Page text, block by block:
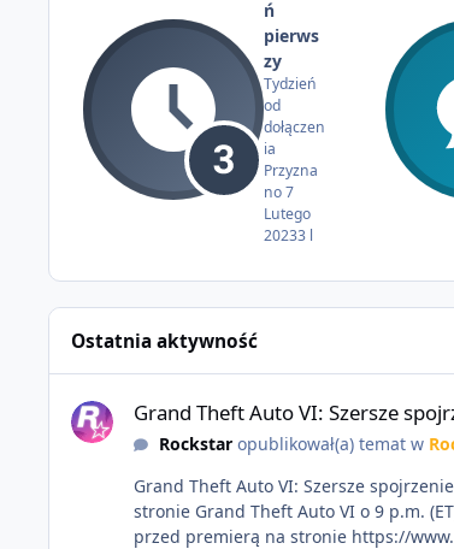
ń
pierws
zy
Tydzień
od
dołączen
ia
Przyzna
no7
Lutego
20233 l
Ostatnia aktywność
Grand Theft Auto VI: Szersze
Rockstaropublikował(a) temat w
Grand Theft Auto VI: Szersze
stronie Grand Theft Auto VI o 9 p.m.
przed premierą na stronie https://